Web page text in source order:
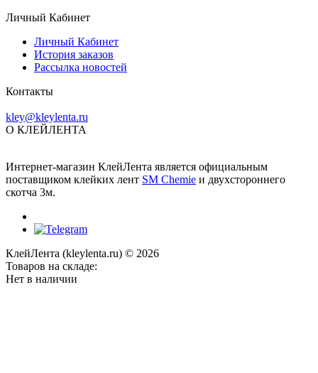
Личный Кабинет
Личный Кабинет
История заказов
Рассылка новостей
Контакты
kley@kleylenta.ru
О КЛЕЙЛЕНТА
Интернет-магазин КлейЛента является официальным
поставщиком клейких лент SM Chemie и двухстороннего
скотча 3м.
КлейЛента (kleylenta.ru) © 2026
Товаров на складе:
Нет в наличии